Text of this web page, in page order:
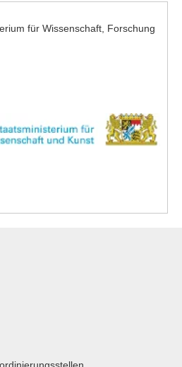
für Wissenschaft, Forschung